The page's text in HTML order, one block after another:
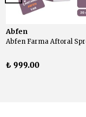
Abfen
₺ 999.00